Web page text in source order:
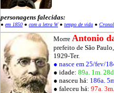
personagens falecidas:
● em 1850 ● com a letra W● tempo de vida ●
Morre Antonio
prefeito de São
1929-Ter.
● nasce em 25/fev/
● idade: 89a. 1m.
● nasceu há: 186a.
● faleceu há: 97a.